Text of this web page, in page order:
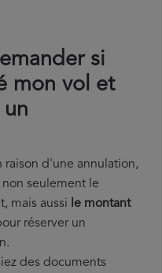
si
mon vol et
un
raison d'une annulation,
non seulement le
mais aussi le montant
réserver un
des documents